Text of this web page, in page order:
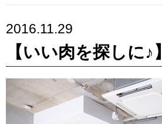
2016.11.29
【いい肉を探しに♪】